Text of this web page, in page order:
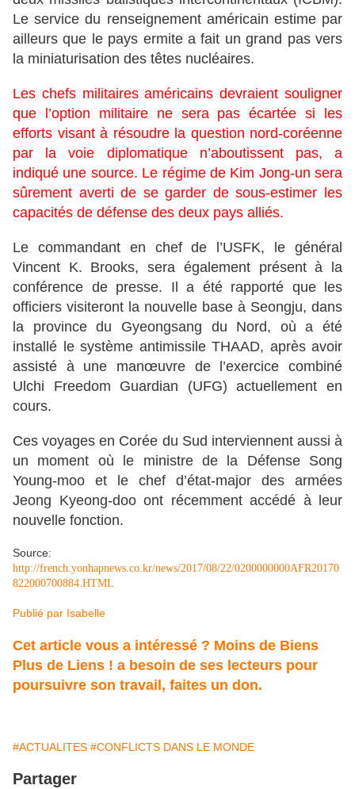
Le service du renseignement américain estime par
ailleurs que le pays ermite a fait un grand pas vers
la miniaturisation des têtes nucléaires.
Les chefs militaires américains devraient souligner
que l’option militaire ne sera pas écartée si les
efforts visant à résoudre la question nord-coréenne
par la voie diplomatique n’aboutissent pas, a
indiqué une source. Le régime de Kim Jong-un sera
sûrement averti de se garder de sous-estimer les
capacités de défense des deux pays alliés.
Le commandant en chef de l’USFK, le général
Vincent K. Brooks, sera également présent à la
conférence de presse. Il a été rapporté que les
officiers visiteront la nouvelle base à Seongju, dans
la province du Gyeongsang du Nord, où a été
installé le système antimissile THAAD, après avoir
assisté à une manœuvre de l’exercice combiné
Ulchi Freedom Guardian (UFG) actuellement en
cours.
Ces voyages en Corée du Sud interviennent aussi à
un moment où le ministre de la Défense Song
Young-moo et le chef d’état-major des armées
Jeong Kyeong-doo ont récemment accédé à leur
nouvelle fonction.
Source:
http://french.yonhapnews.co.kr/news/2017/08/22/0200000000AFR20170
822000700884.HTML
Publié par Isabelle
Cet article vous a intéressé ? Moins de Biens
Plus de Liens ! a besoin de ses lecteurs pour
poursuivre son travail, faites un don.
#ACTUALITES #CONFLICTS DANS LE MONDE
Partager